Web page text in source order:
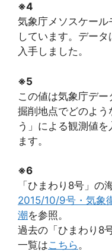
※4
気象庁メソスケー
しています。データ
入手しました。
※5
この値は気象庁デ
掘削地点でどのよう
う」による観測値
ます。
※6
「ひまわり8号」の
2015/10/9号・気象
潮 を参照。
過去の「ひまわり8
一覧はこちら。